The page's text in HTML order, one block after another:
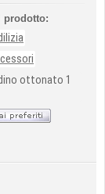
prodotto:
ottonato 1